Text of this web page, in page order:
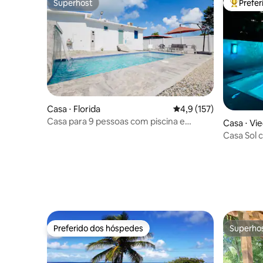
Superhost
Superhost
Casa ⋅ Florida 4,9 de uma avaliação
4,9 (157)
Casa para 9 pessoas com piscina e
Entre
Casa ⋅
Casa Sol
Preferido dos hóspedes
Preferido dos hóspedes